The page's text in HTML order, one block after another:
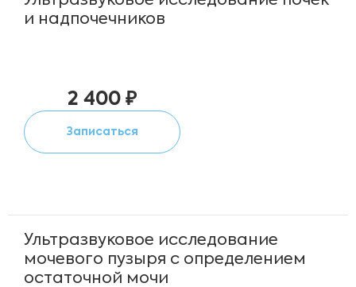
и надпочечников
2 400 ₽
Записаться
Ультразвуковое исследование
мочевого пузыря с определением
остаточной мочи